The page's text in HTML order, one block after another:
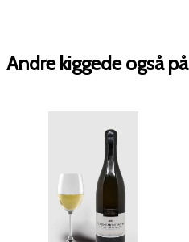
Andre kiggede også på